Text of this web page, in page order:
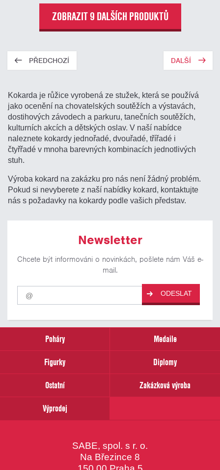
ZOBRAZIT 9 DALŠÍCH PRODUKTŮ
PŘEDCHOZÍ DALŠÍ
Kokarda je růžice vyrobená ze stužek, která se používá
jako ocenění na chovatelských soutěžích a výstavách,
dostihových závodech a parkuru, tanečních soutěžích,
kulturních akcích a dětských oslav. V naší nabídce
naleznete kokardy jednořadé, dvouřadé, třířadé i
čtyřřadé v mnoha barevných kombinacích jednotlivých
stuh.
Výroba kokard na zakázku pro nás není žádný problém.
Pokud si nevyberete z naší nabídky kokard, kontaktujte
nás s požadavky na kokardy podle vašich představ.
Newsletter
Chcete být informováni o novinkách, pošlete nám Váš e-
mail.
Pro
odběr
našich
email
ODESLAT
Poháry
Medaile
Figurky
Diplomy
Ostatní
Zakázková výroba
Výprodej
SABE, spol. s r. o.
Na Březince 8